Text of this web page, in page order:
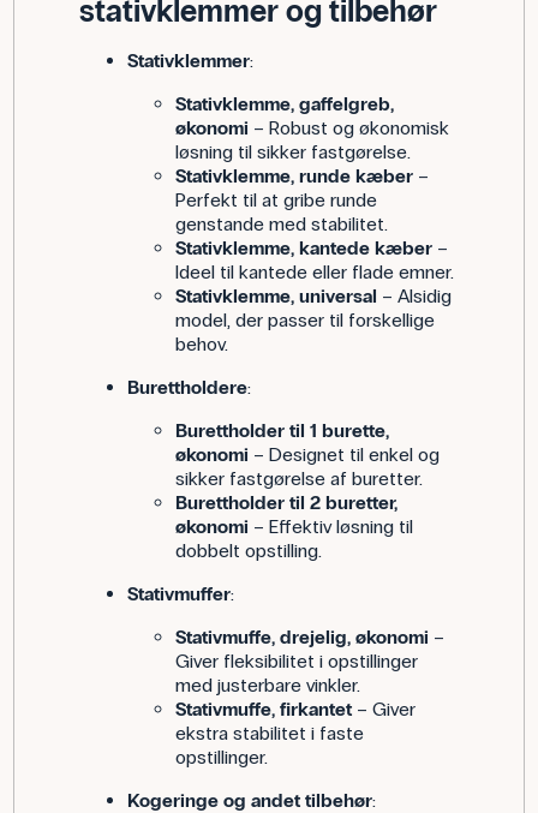
stativklemmer og tilbehør
Stativklemmer:
Stativklemme, gaffelgreb,
økonomi – Robust og økonomisk
løsning til sikker fastgørelse.
Stativklemme, runde kæber–
Perfekt til at gribe runde
genstande med stabilitet.
Stativklemme, kantede kæber–
Ideel til kantede eller flade emner.
Stativklemme, universal – Alsidig
model, der passer til forskellige
behov.
Burettholdere:
Burettholder til 1 burette,
økonomi – Designet til enkel og
sikker fastgørelse af buretter.
Burettholder til 2 buretter,
økonomi – Effektiv løsning til
dobbelt opstilling.
Stativmuffer:
Stativmuffe, drejelig, økonomi –
Giver fleksibilitet i opstillinger
med justerbare vinkler.
Stativmuffe, firkantet– Giver
ekstra stabilitet i faste
opstillinger.
Kogeringe og andet tilbehør: